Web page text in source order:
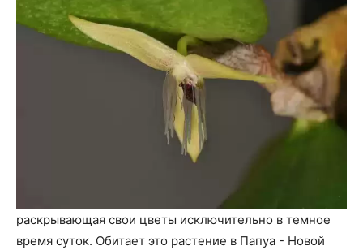
раскрывающая свои цветы исключительно в темное
время суток. Обитает это растение в Папуа - Новой